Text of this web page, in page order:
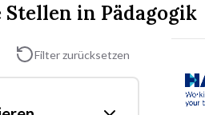
Stellen in Pädagogik
Filter zurücksetzen